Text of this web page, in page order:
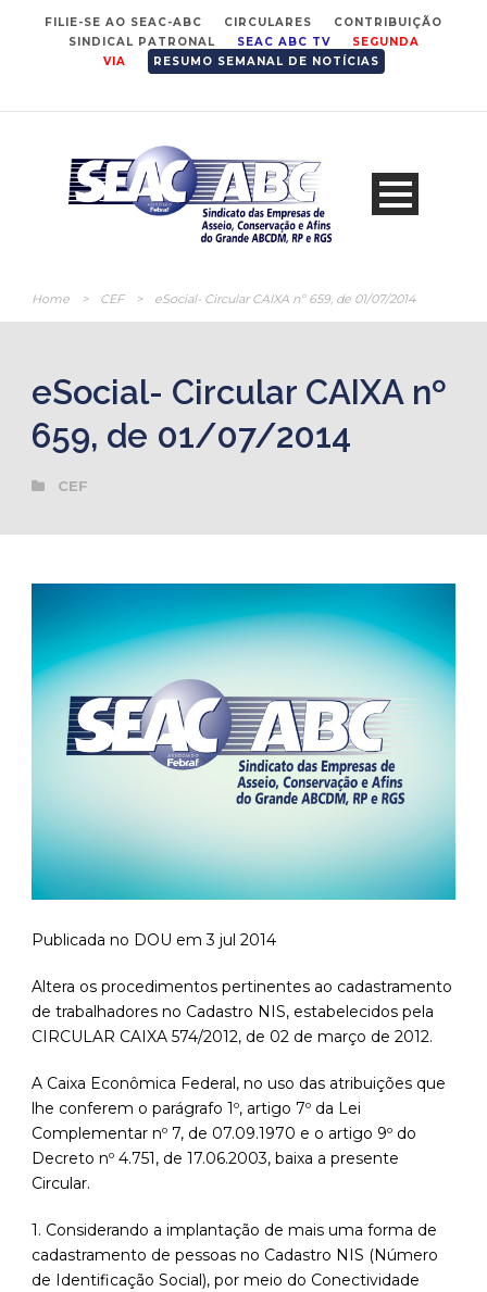
FILIE-SE AO SEAC-ABC CIRCULARES
CONTRIBUIÇÃO
SINDICAL PATRONAL
SEAC ABC TV
SEGUNDA
VIA
RESUMO SEMANAL DE NOTÍCIAS
Home > CEF > eSocial- Circular CAIXA nº 659, de 01/07/2014
eSocial- Circular CAIXA nº
659, de 01/07/2014
CEF
Publicada no DOU em 3 jul 2014
Altera os procedimentos pertinentes ao cadastramento
de trabalhadores no Cadastro NIS, estabelecidos pela
CIRCULAR CAIXA 574/2012, de 02 de março de 2012.
A Caixa Econômica Federal, no uso das atribuições que
lhe conferem o parágrafo 1º, artigo 7º da Lei
Complementar nº 7, de 07.09.1970 e o artigo 9º do
Decreto nº 4.751, de 17.06.2003, baixa a presente
Circular.
1. Considerando a implantação de mais uma forma de
cadastramento de pessoas no Cadastro NIS (Número
de Identificação Social), por meio do Conectividade